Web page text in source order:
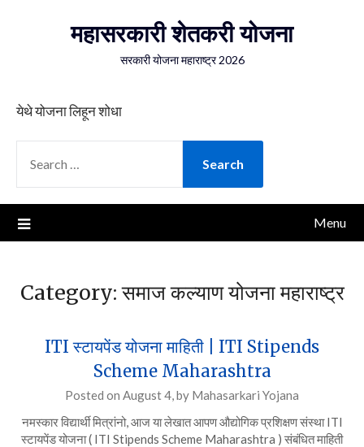
महासरकारी शेतकरी योजना
सरकारी योजना महाराष्ट्र 2026
येथे योजना लिहून शोधा
FOR:
Menu
Category:समाज कल्याण योजना महाराष्ट्र
ITI स्टायपेंड योजना माहिती | ITI Stipends
Scheme Maharashtra
Posted on August 4,by Mahasarkari Yojana
नमस्कार विद्यार्थी मित्रांनो, आज या लेखात आपण औद्योगिक प्रशिक्षण संस्था ITI
स्टायपेंड योजना ( ITI Stipends Scheme Maharashtra ) संबंधित माहिती